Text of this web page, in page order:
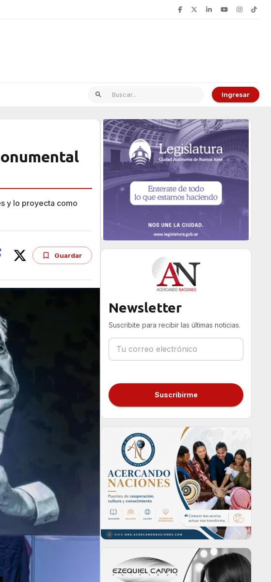
Ingresar
y lo proyecta como
Guardar
Newsletter
Suscribite para recibir las últimas noticias.
Suscribirme